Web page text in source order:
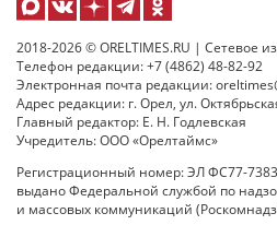
2018-2026 © ORELTIMES.RU | Сетевое
Телефон редакции: +7 (4862) 48-82-92
Электронная почта редакции:
Адрес редакции: г. Орел, ул.
Главный редактор: Е. Н. Годлевская
Учредитель: ООО «Орелтаймс»
Регистрационный номер: ЭЛ ФС77-
выдано Федеральной службой по
и массовых коммуникаций